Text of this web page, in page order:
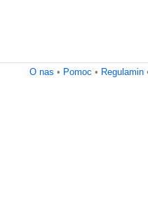
O nas • Pomoc • Regulamin